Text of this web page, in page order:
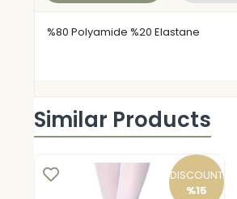
%80 Polyamide %20 Elastane
Similar Products
DISCOUNT
%15